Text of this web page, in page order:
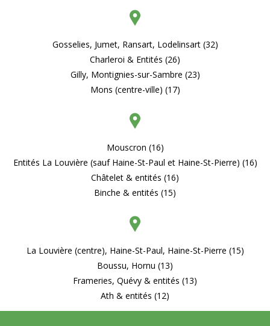
Gosselies, Jumet, Ransart, Lodelinsart (32)
Charleroi & Entités (26)
Gilly, Montignies-sur-Sambre (23)
Mons (centre-ville) (17)
Mouscron (16)
Entités La Louvière (sauf Haine-St-Paul et Haine-St-Pierre) (16)
Châtelet & entités (16)
Binche & entités (15)
La Louvière (centre), Haine-St-Paul, Haine-St-Pierre (15)
Boussu, Hornu (13)
Frameries, Quévy & entités (13)
Ath & entités (12)